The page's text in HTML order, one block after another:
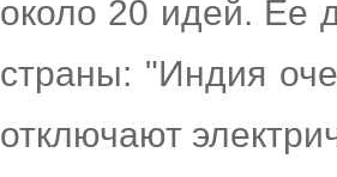
около 20 идей. Ее
страны: "Индия
отключают